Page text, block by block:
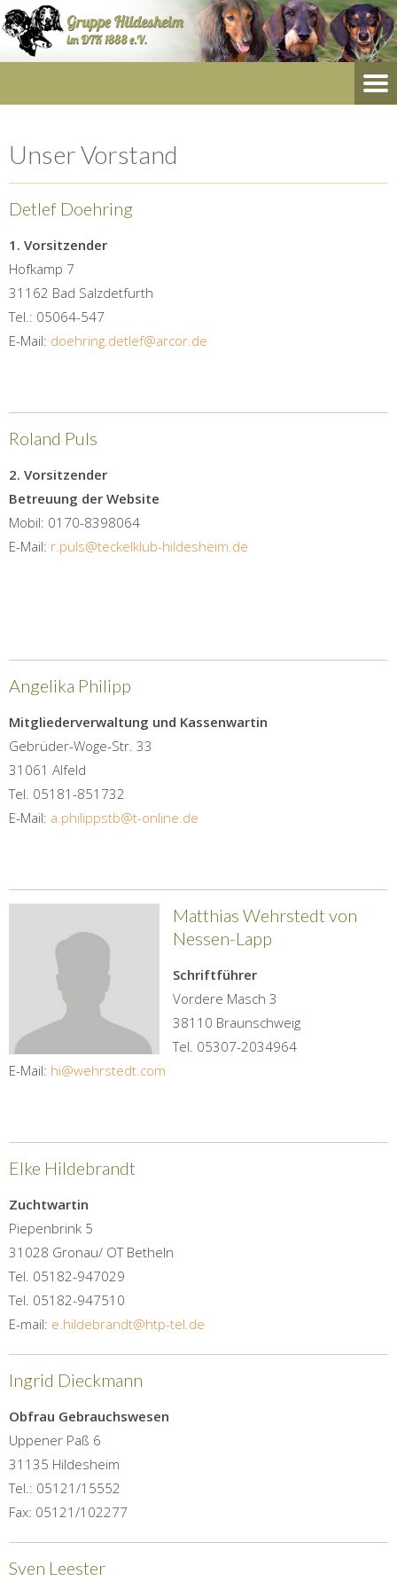
Unser Vorstand
Detlef Doehring
1. Vorsitzender
Hofkamp 7
31162 Bad Salzdetfurth
Tel.: 05064-547
E-Mail: doehring.detlef@arcor.de
Roland Puls
2. Vorsitzender
Betreuung der Website
Mobil: 0170-8398064
E-Mail: r.puls@teckelklub-hildesheim.de
Angelika Philipp
Mitgliederverwaltung und Kassenwartin
Gebrüder-Woge-Str. 33
31061 Alfeld
Tel. 05181-851732
E-Mail: a.philippstb@t-online.de
Matthias Wehrstedt von
Nessen-Lapp
Schriftführer
Vordere Masch 3
38110 Braunschweig
Tel. 05307-2034964
E-Mail: hi@wehrstedt.com
Elke Hildebrandt
Zuchtwartin
Piepenbrink 5
31028 Gronau/ OT Betheln
Tel. 05182-947029
Tel. 05182-947510
E-mail: e.hildebrandt@htp-tel.de
Ingrid Dieckmann
Obfrau Gebrauchswesen
Uppener Paß 6
31135 Hildesheim
Tel.: 05121/15552
Fax: 05121/102277
Sven Leester